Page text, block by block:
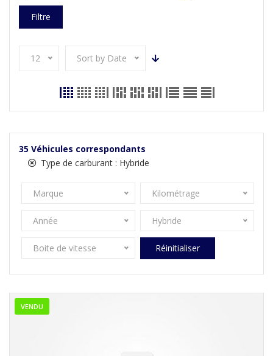
Filtre
12 Sort by Date
35 Véhicules correspondants
Type de carburant : Hybride
Marque Kilométrage
Année Hybride
Boite de vitesse Réinitialiser
VENDU